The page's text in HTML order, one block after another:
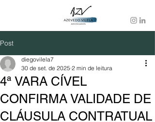
Post
4ª VARA CÍVEL
CONFIRMA VALIDADE DE
CLÁUSULA CONTRATUAL
diegovilela7
30 de set. de 2025 2 min de leitura